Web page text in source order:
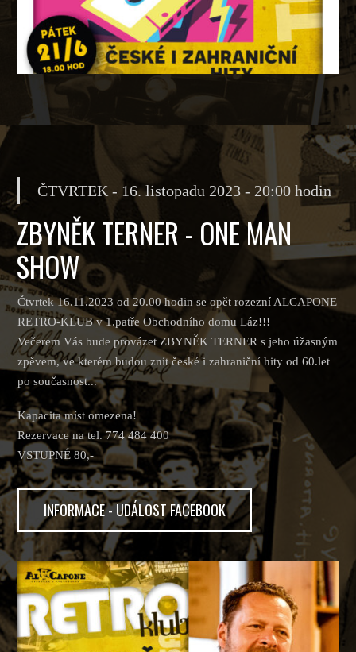
ČTVRTEK - 16. listopadu 2023 - 20:00 hodin
ZBYNĚK TERNER - ONE MAN
SHOW
Čtvrtek 16.11.2023 od 20.00 hodin se opět rozezní ALCAPONE
RETRO-KLUB v 1.patře Obchodního domu Láz!!!
Večerem Vás bude provázet ZBYNĚK TERNER s jeho úžasným
zpěvem, ve kterém budou znít české i zahraniční hity od 60.let
po současnost...
Kapacita míst omezena!
Rezervace na tel. 774 484 400
VSTUPNÉ 80,-
INFORMACE - UDÁLOST FACEBOOK